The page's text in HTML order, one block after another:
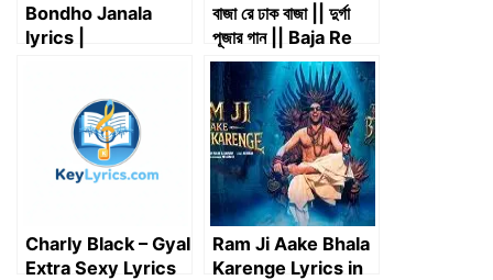
Bondho Janala
lyrics |
বাজা রে ঢাক বাজা || দুর্গা
পূজার গান || Baja Re
Dhak Baja || দুর্গা
পুজোর গান || Durga
Puja Song
Charly Black – Gyal
Extra Sexy Lyrics
Ram Ji Aake Bhala
Karenge Lyrics in